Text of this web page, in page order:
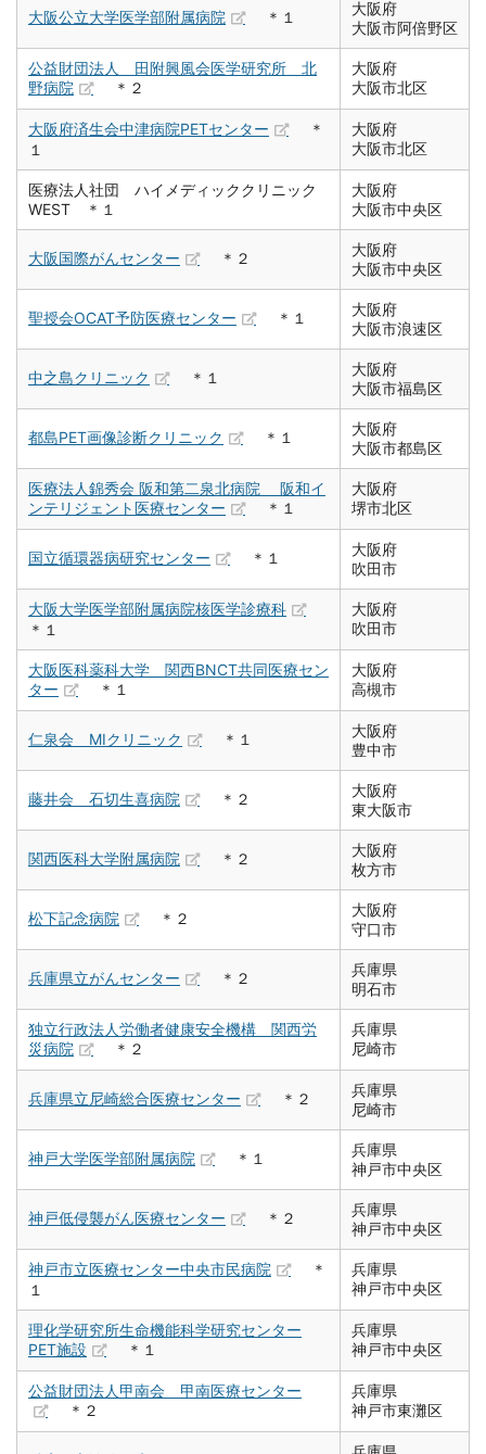
大阪公立大学医学部附属病院 ＊１
大阪府
大阪市阿倍野区
公益財団法人 田附興風会医学研究所 北
野病院
＊２
大阪府
大阪市北区
大阪府済生会中津病院PETセンター
＊
１
大阪府
大阪市北区
医療法人社団 ハイメディッククリニック
WEST ＊１
大阪府
大阪市中央区
大阪国際がんセンター ＊２
大阪府
大阪市中央区
聖授会OCAT予防医療センター ＊１
大阪府
大阪市浪速区
中之島クリニック ＊１
大阪府
大阪市福島区
都島PET画像診断クリニック ＊１
大阪府
大阪市都島区
医療法人錦秀会 阪和第二泉北病院 阪和イ
ンテリジェント医療センター
＊１
大阪府
堺市北区
国立循環器病研究センター ＊１
大阪府
吹田市
大阪大学医学部附属病院核医学診療科
＊１
大阪府
吹田市
大阪医科薬科大学 関西BNCT共同医療セン
ター
＊１
大阪府
高槻市
仁泉会 MIクリニック ＊１
大阪府
豊中市
藤井会 石切生喜病院 ＊２
大阪府
東大阪市
関西医科大学附属病院 ＊２
大阪府
枚方市
松下記念病院 ＊２
大阪府
守口市
兵庫県立がんセンター ＊２
兵庫県
明石市
独立行政法人労働者健康安全機構 関西労
災病院
＊２
兵庫県
尼崎市
兵庫県立尼崎総合医療センター ＊２
兵庫県
尼崎市
神戸大学医学部附属病院 ＊１
兵庫県
神戸市中央区
神戸低侵襲がん医療センター ＊２
兵庫県
神戸市中央区
神戸市立医療センター中央市民病院
＊
１
兵庫県
神戸市中央区
理化学研究所生命機能科学研究センター
PET施設
＊１
兵庫県
神戸市中央区
公益財団法人甲南会 甲南医療センター
＊２
兵庫県
神戸市東灘区